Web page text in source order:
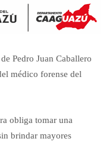
Pedro Juan Caballero
médico forense del
obliga tomar una
brindar mayores